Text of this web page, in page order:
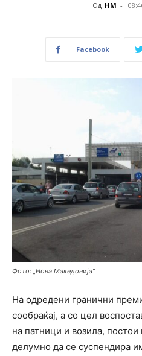
Од НМ -
Facebook
Фото: „Нова Македонија“
На одредени гранични
сообраќај, а со цел
на патници и возила,
делумно да се суспендира